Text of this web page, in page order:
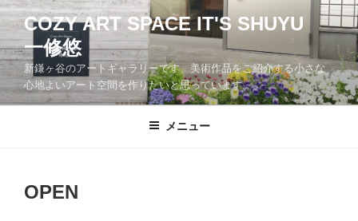
コ
ン
テ
ン
ツ
へ
COZY ART SPACE IT'S SHUYU
一修悠
新鎌ヶ谷のアートギャラリーです。美術作品をご紹介する小さな
心地よいアート空間を作りたいと思っています。
メニュー
OPEN